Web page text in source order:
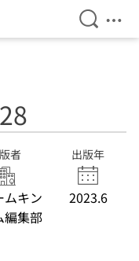
検索を
メ
者
ムキン
編集部
出版年
2023.6